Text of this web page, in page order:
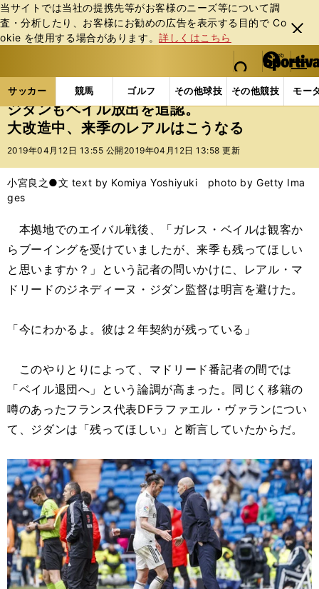
当サイトでは当社の提携先等がお客様のニーズ等について調
査・分析したり、お客様にお勧めの広告を表⽰する⽬的で Co
okie を使⽤する場合があります。詳しくはこちら
閉じ
る
web Sportiva (webスポルティーバ)
検索
マイペ
ー
ジ
メニュ
サッカー 競馬 ゴルフ その他球技 その他競技 モー
ス
ポ
ル
バ
サッカーの記事一覧 海外サッカー 海外サッカー
ジダンもベイル放出を追認。
大改造中、来季のレアルはこうなる
2019年04月12日 13:55 公開 2019年04月12日 13:58 更新
小宮良之●文 text by Komiya Yoshiyuki photo by Getty Ima
ges
本拠地でのエイバル戦後、「ガレス・ベイルは観客か
らブーイングを受けていましたが、来季も残ってほしい
と思いますか？」という記者の問いかけに、レアル・マ
ドリードのジネディーヌ・ジダン監督は明言を避けた。
「今にわかるよ。彼は２年契約が残っている」
このやりとりによって、マドリード番記者の間では
「ベイル退団へ」という論調が高まった。同じく移籍の
噂のあったフランス代表DFラファエル・ヴァランについ
て、ジダンは「残ってほしい」と断言していたからだ。